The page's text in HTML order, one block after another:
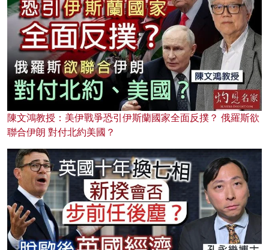
陳文鴻教授：美伊戰爭恐引伊斯蘭國家全面反撲？ 俄羅斯欲
聯合伊朗 對付北約美國？